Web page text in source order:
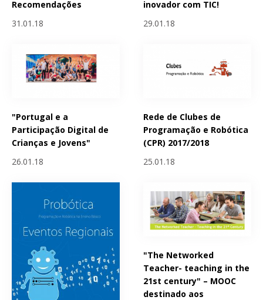
Recomendações
31.01.18
inovador com TIC!
29.01.18
"Portugal e a
Participação Digital de
Crianças e Jovens"
26.01.18
Rede de Clubes de
Programação e Robótica
(CPR) 2017/2018
25.01.18
"The Networked
Teacher- teaching in the
21st century" – MOOC
destinado aos